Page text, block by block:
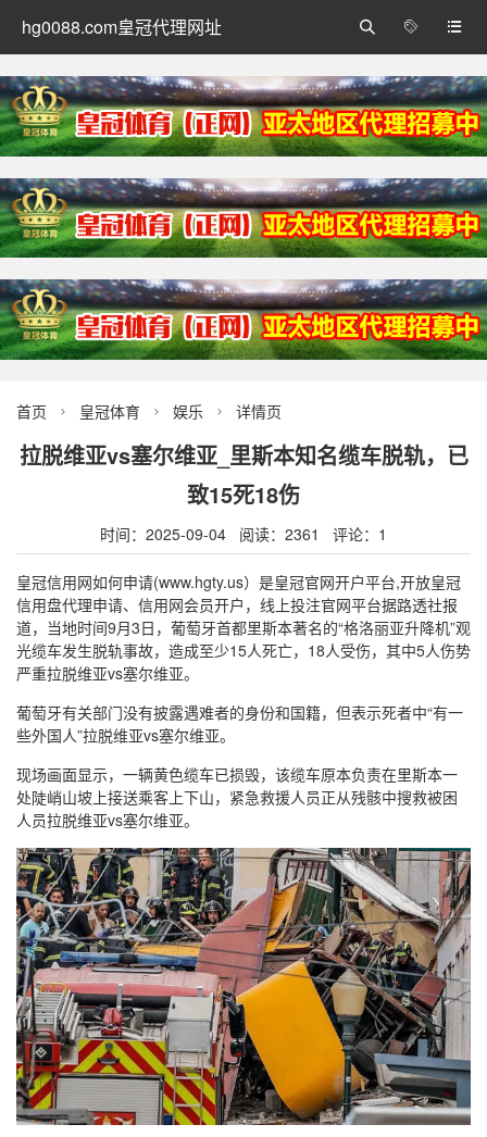
hg0088.com皇冠代理网址 


首页  皇冠体育  娱乐  详情页
拉脱维亚vs塞尔维亚_里斯本知名缆车脱轨，已
致15死18伤
时间：2025-09-04 阅读：2361 评论：1
皇冠信用网如何申请(www.hgty.us）是皇冠官网开户平台,开放皇冠
信用盘代理申请、信用网会员开户，线上投注官网平台据路透社报
道，当地时间9月3日，葡萄牙首都里斯本著名的“格洛丽亚升降机”观
光缆车发生脱轨事故，造成至少15人死亡，18人受伤，其中5人伤势
严重拉脱维亚vs塞尔维亚。
葡萄牙有关部门没有披露遇难者的身份和国籍，但表示死者中“有一
些外国人”拉脱维亚vs塞尔维亚。
现场画面显示，一辆黄色缆车已损毁，该缆车原本负责在里斯本一
处陡峭山坡上接送乘客上下山，紧急救援人员正从残骸中搜救被困
人员拉脱维亚vs塞尔维亚。